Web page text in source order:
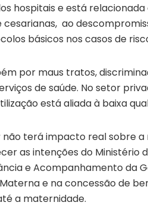
hospitais e está relacionada
cesarianas, ao
básicos nos casos de
por maus tratos,
de saúde. No setor
está aliada à baixa
não terá impacto real sobre
as intenções do Ministério
e Acompanhamento da
e na concessão de
a maternidade.